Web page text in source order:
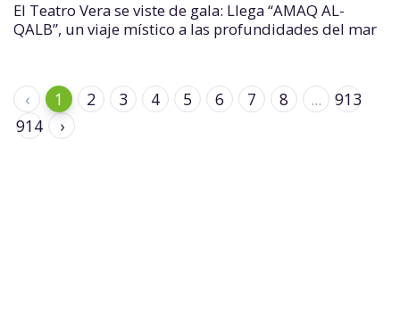
El Teatro Vera se viste de gala: Llega “AMAQ AL-
QALB”, un viaje místico a las profundidades del mar
‹ 1 2 3 4 5 6 7 8 ...
913
914
›